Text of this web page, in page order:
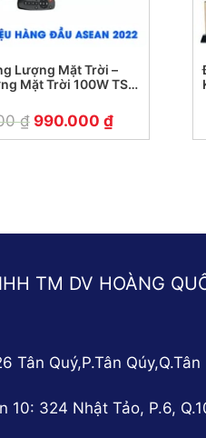
Lượng Mặt Trời –
Mặt Trời 100W TS-
₫ 990.000₫
TM DV HOÀNG
Tân Quý,P.Tân Qúy,Q.Tân
10: 324 Nhật Tảo, P.6,